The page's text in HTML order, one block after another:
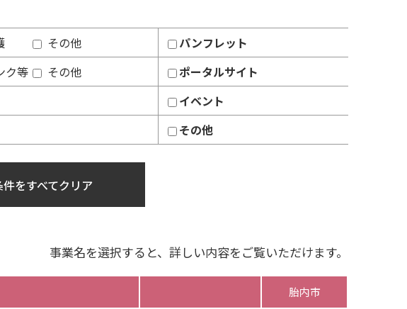
その他
パンフレット
ク等 その他
ポータルサイト
イベント
その他
件をすべてクリア
事業名を選択すると、詳しい内容をご覧いただけます。
胎内市